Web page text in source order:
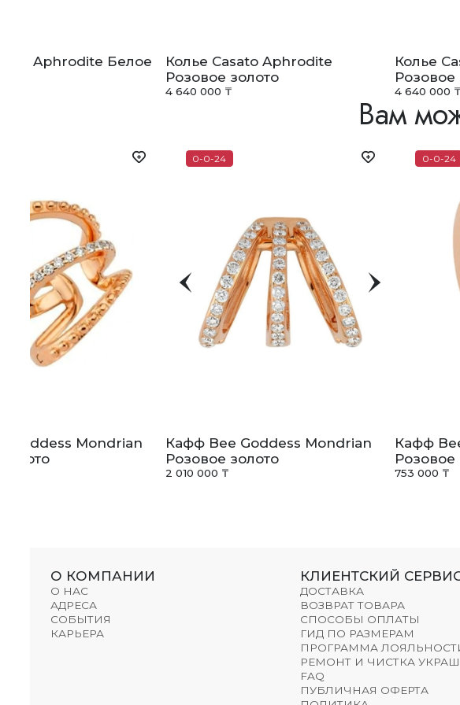
Aphrodite Белое
Колье Casato Aphrodite
Розовое золото
4 640 000 ₸
Колье
Розовое
4 640 000 ₸
Вам
Goddess Mondrian
0-0-24
Кафф Bee Goddess Mondrian
Розовое золото
2 010 000 ₸
0-0-24
Кафф
Розовое
753 000 ₸
О КОМПАНИИ
О НАС
АДРЕСА
СОБЫТИЯ
КАРЬЕРА
КЛИЕНТСКИЙ
ДОСТАВКА
ВОЗВРАТ ТОВАРА
СПОСОБЫ ОПЛАТЫ
ГИД ПО РАЗМЕРАМ
ПРОГРАММА
РЕМОНТ И ЧИСТКА
FAQ
ПУБЛИЧНАЯ ОФЕРТА